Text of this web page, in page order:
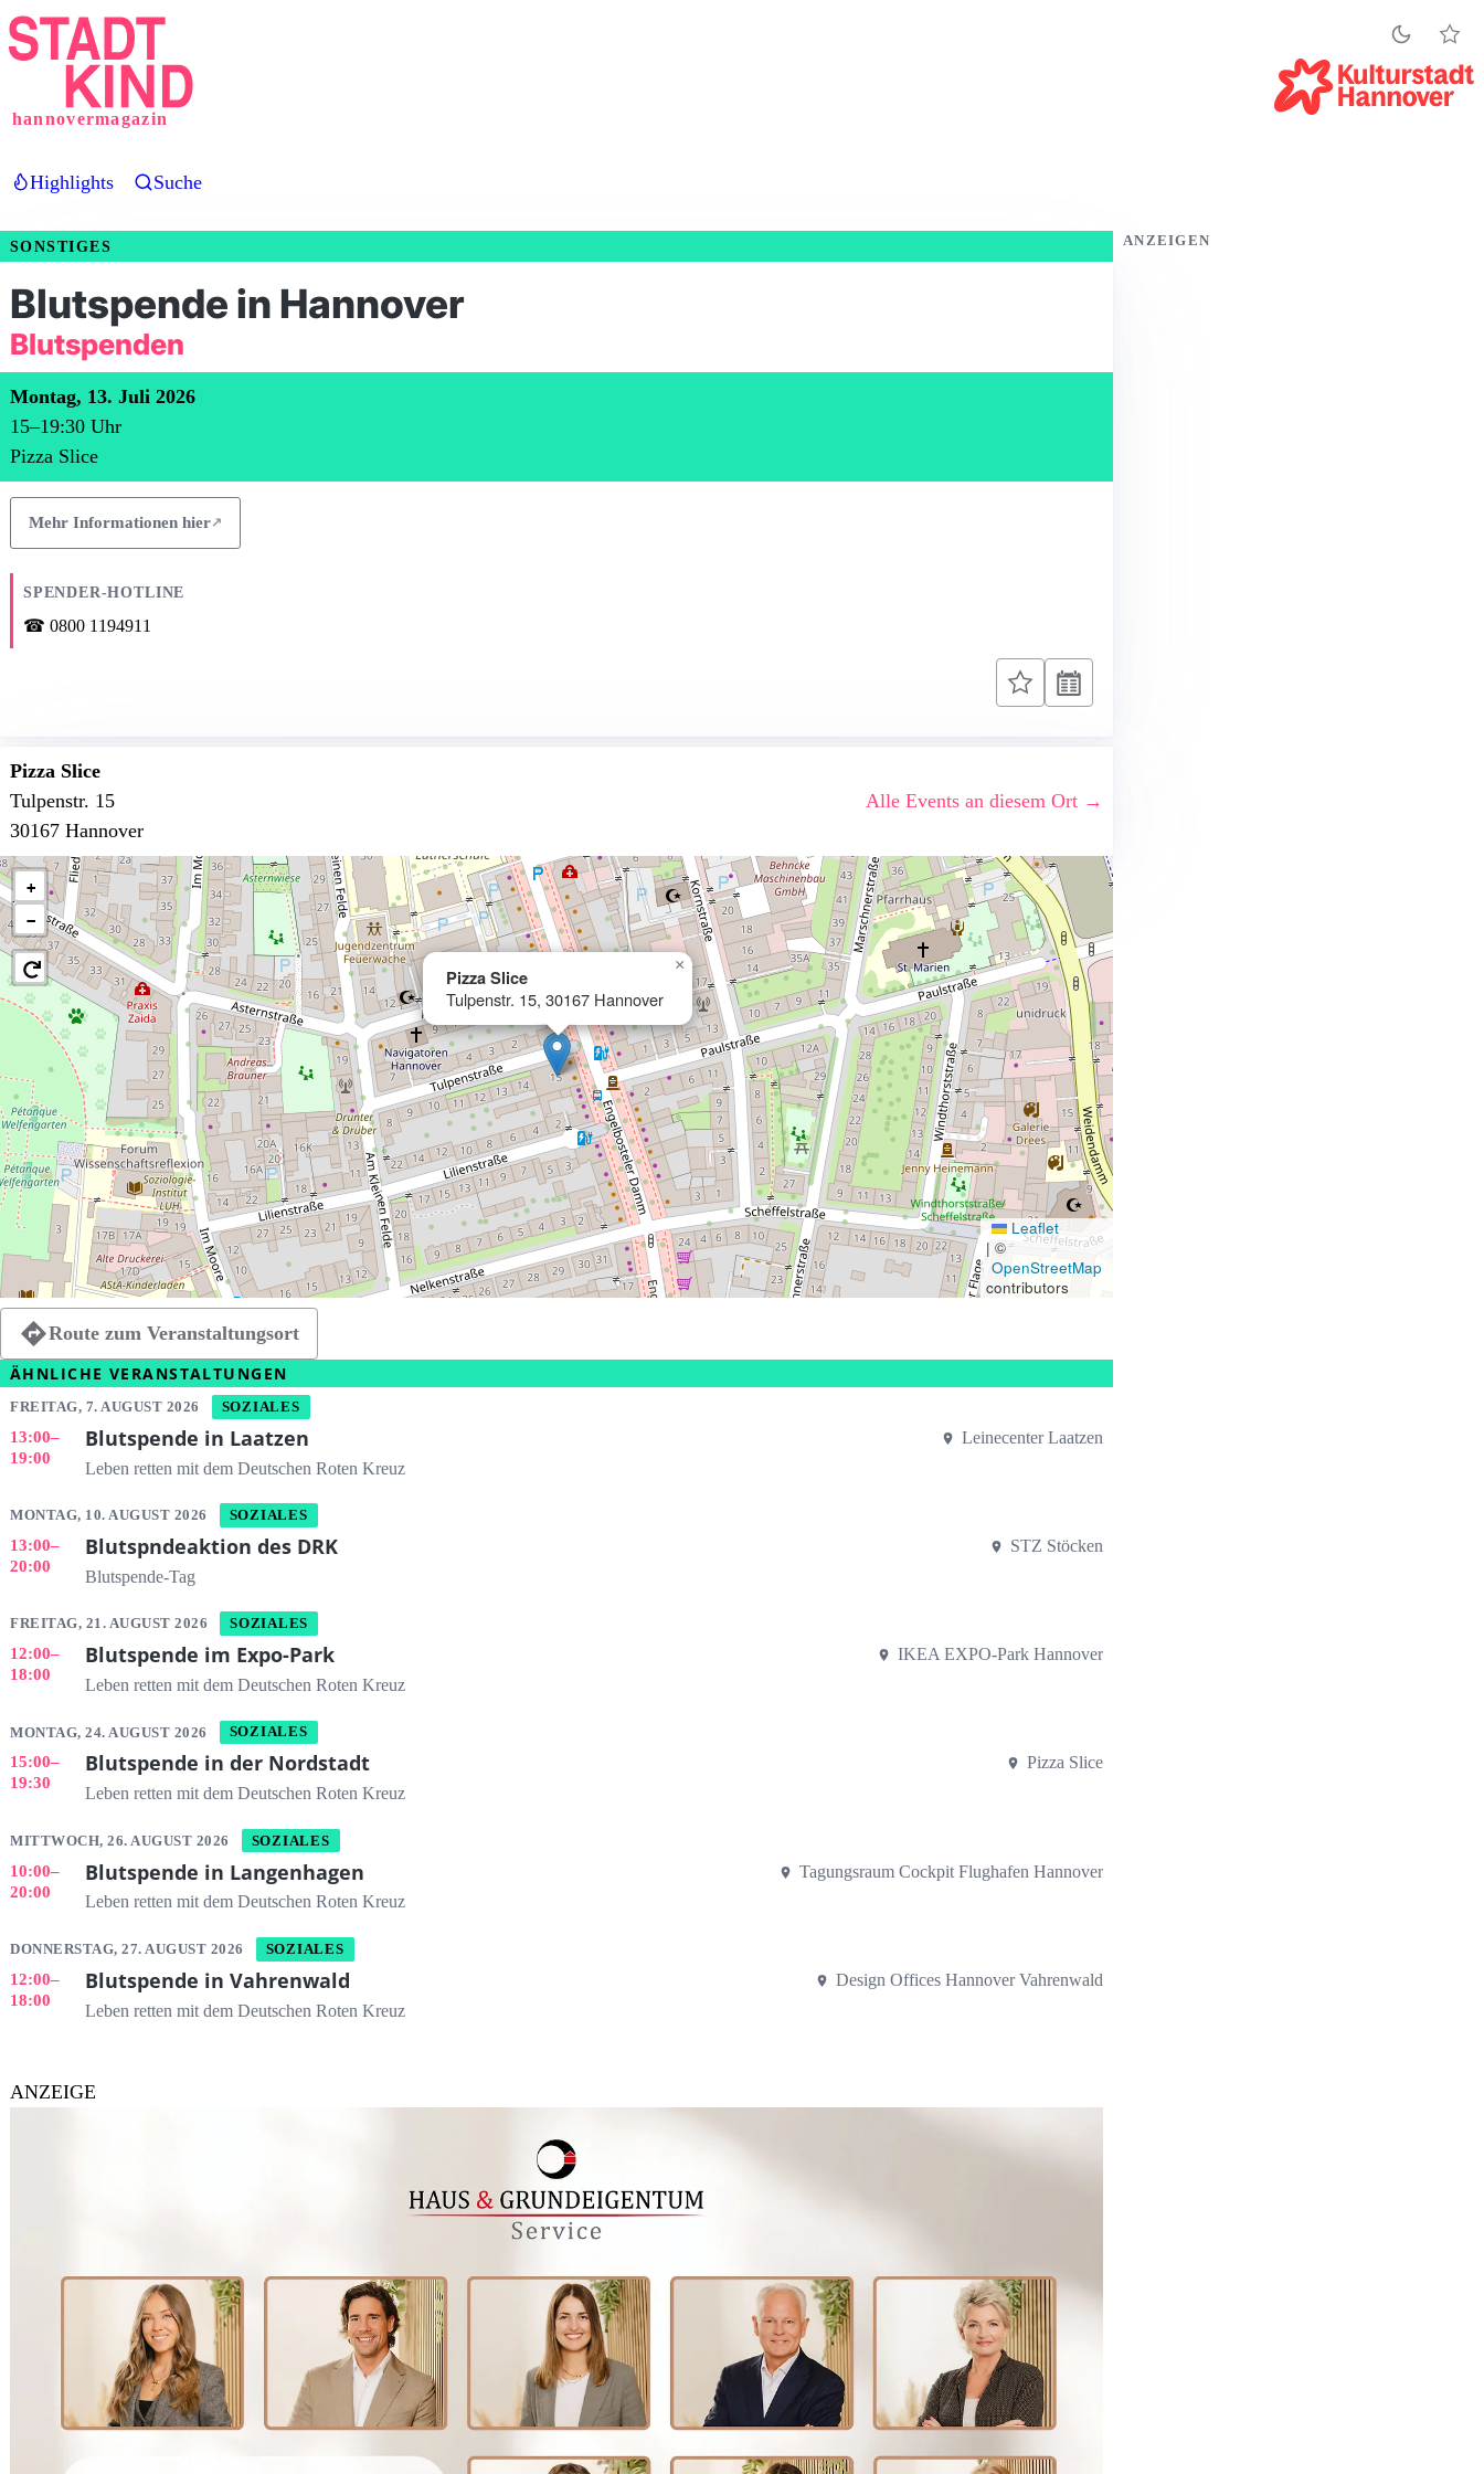
Direkt
zum
hannovermagazin
Highlights Suche
SONSTIGES
Blutspende in Hannover
Blutspenden
Montag, 13. Juli 2026
15–19:30 Uhr
Pizza Slice
Mehr Informationen hier
SPENDER-HOTLINE
0800 1194911
Pizza Slice
Tulpenstr. 15
30167 Hannover
Alle Events an diesem Ort →
Pizza Slice
Tulpenstr. 15, 30167 Hannover
×
+
−
Leaflet
| ©
OpenStreetMap
contributors
Route zum Veranstaltungsort
ÄHNLICHE VERANSTALTUNGEN
FREITAG, 7. AUGUST 2026 SOZIALES
13:00–
19:00
Blutspende in Laatzen
Leben retten mit dem Deutschen Roten Kreuz
Leinecenter Laatzen
MONTAG, 10. AUGUST 2026 SOZIALES
13:00–
20:00
Blutspndeaktion des DRK
Blutspende-Tag
STZ Stöcken
FREITAG, 21. AUGUST 2026 SOZIALES
12:00–
18:00
Blutspende im Expo-Park
Leben retten mit dem Deutschen Roten Kreuz
IKEA EXPO-Park Hannover
MONTAG, 24. AUGUST 2026 SOZIALES
15:00–
19:30
Blutspende in der Nordstadt
Leben retten mit dem Deutschen Roten Kreuz
Pizza Slice
MITTWOCH, 26. AUGUST 2026 SOZIALES
10:00–
20:00
Blutspende in Langenhagen
Leben retten mit dem Deutschen Roten Kreuz
Tagungsraum Cockpit Flughafen Hannover
DONNERSTAG, 27. AUGUST 2026 SOZIALES
12:00–
18:00
Blutspende in Vahrenwald
Leben retten mit dem Deutschen Roten Kreuz
Design Offices Hannover Vahrenwald
ANZEIGE
ANZEIGEN